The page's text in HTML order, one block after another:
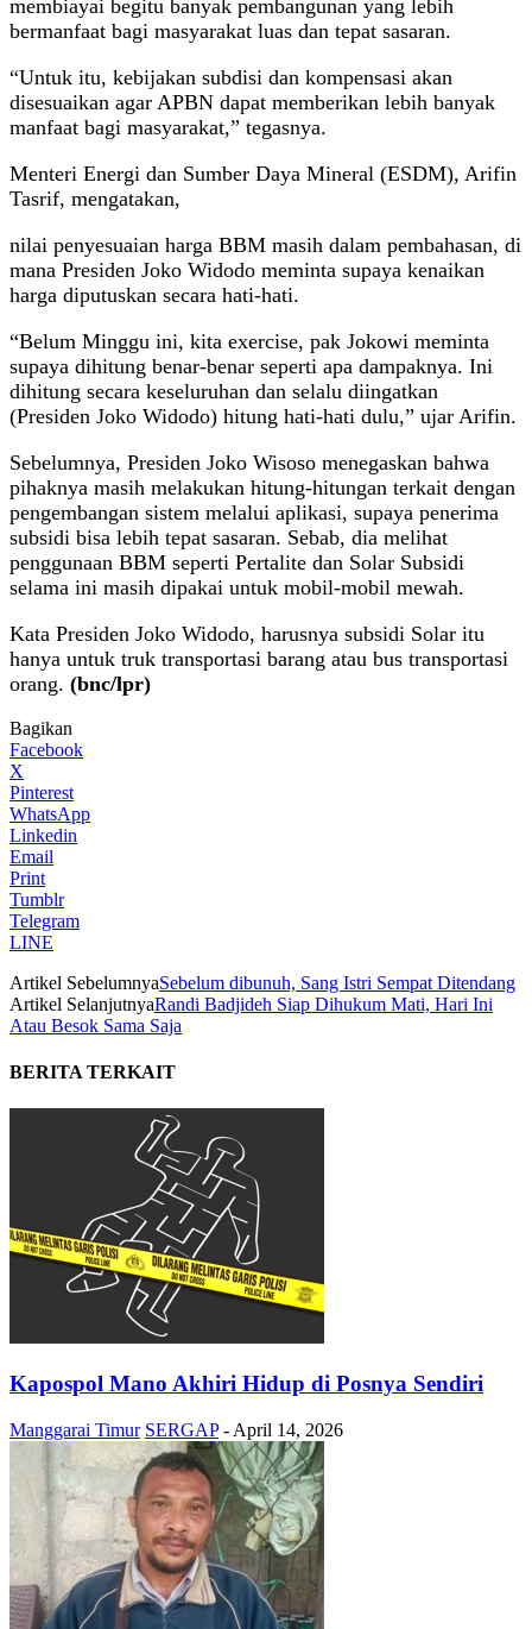
membiayai begitu banyak pembangunan yang lebih
bermanfaat bagi masyarakat luas dan tepat sasaran.
“Untuk itu, kebijakan subdisi dan kompensasi akan
disesuaikan agar APBN dapat memberikan lebih banyak
manfaat bagi masyarakat,” tegasnya.
Menteri Energi dan Sumber Daya Mineral (ESDM), Arifin
Tasrif, mengatakan,
nilai penyesuaian harga BBM masih dalam pembahasan, di
mana Presiden Joko Widodo meminta supaya kenaikan
harga diputuskan secara hati-hati.
“Belum Minggu ini, kita exercise, pak Jokowi meminta
supaya dihitung benar-benar seperti apa dampaknya. Ini
dihitung secara keseluruhan dan selalu diingatkan
(Presiden Joko Widodo) hitung hati-hati dulu,” ujar Arifin.
Sebelumnya, Presiden Joko Wisoso menegaskan bahwa
pihaknya masih melakukan hitung-hitungan terkait dengan
pengembangan sistem melalui aplikasi, supaya penerima
subsidi bisa lebih tepat sasaran. Sebab, dia melihat
penggunaan BBM seperti Pertalite dan Solar Subsidi
selama ini masih dipakai untuk mobil-mobil mewah.
Kata Presiden Joko Widodo, harusnya subsidi Solar itu
hanya untuk truk transportasi barang atau bus transportasi
orang. (bnc/lpr)
Bagikan
Facebook
X
Pinterest
WhatsApp
Linkedin
Email
Print
Tumblr
Telegram
LINE
Artikel SebelumnyaSebelum dibunuh, Sang Istri Sempat Ditendang
Artikel SelanjutnyaRandi Badjideh Siap Dihukum Mati, Hari Ini
Atau Besok Sama Saja
BERITA TERKAIT
Kapospol Mano Akhiri Hidup di Posnya Sendiri
Manggarai Timur SERGAP - April 14, 2026